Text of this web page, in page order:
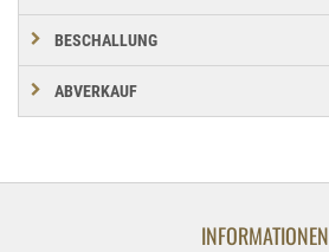
BESCHALLUNG
ABVERKAUF
INFORMATIONEN